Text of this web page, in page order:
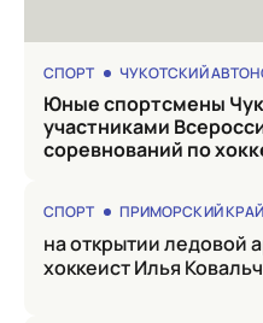
СПОРТ ЧУКОТСКИЙ
Юные спортсмены Чукотки станут
участниками
соревнований по
СПОРТ ПРИМОРСКИЙ КРАЙ
на открытии ледовой
хоккеист Илья